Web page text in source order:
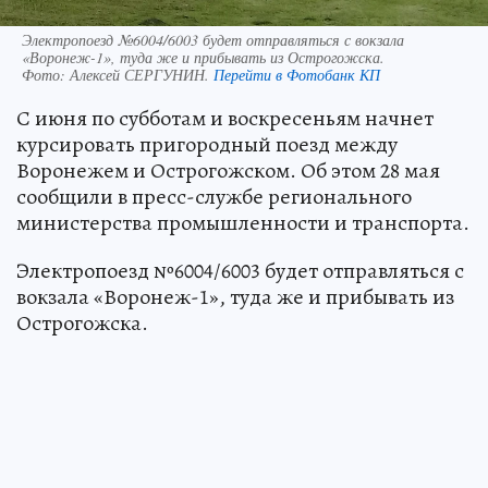
Электропоезд №6004/6003 будет отправляться с вокзала
«Воронеж-1», туда же и прибывать из Острогожска.
Фото:Алексей СЕРГУНИН. Перейти в Фотобанк КП
С июня по субботам и воскресеньям начнет
курсировать пригородный поезд между
Воронежем и Острогожском. Об этом 28 мая
сообщили в пресс-службе регионального
министерства промышленности и транспорта.
Электропоезд №6004/6003 будет отправляться с
вокзала «Воронеж-1», туда же и прибывать из
Острогожска.